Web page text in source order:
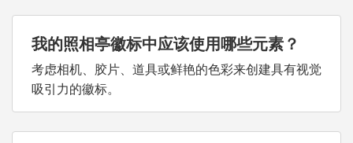
我的照相亭徽标中应该使用哪些元素？
考虑相机、胶片、道具或鲜艳的色彩来创建具有视觉
吸引力的徽标。